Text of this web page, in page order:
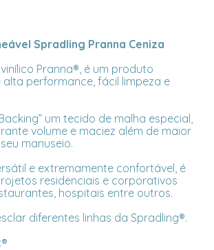
Spradling Pranna Ceniza
Pranna®, é um produto
alta performance, fácil limpeza e
um tecido de malha especial,
volume e maciez além de maior
manuseio.
e extremamente confortável, é
residenciais e corporativos
hospitais entre outros.
diferentes linhas da Spradling®.